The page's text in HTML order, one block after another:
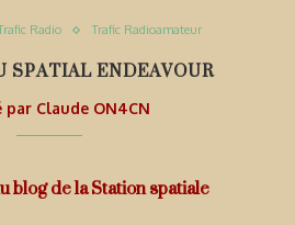
Radio Trafic Radioamateur
SPATIAL ENDEAVOUR
par Claude ON4CN
blog de la Station spatiale